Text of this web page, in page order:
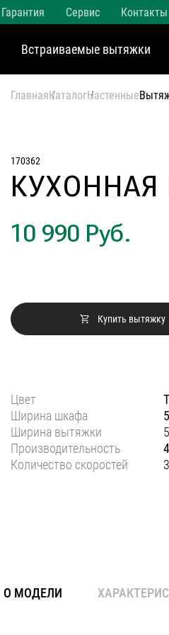
Гарантия Сервис Контакты
Встраиваемые вытяжки
ГлавнаяКаталогНастенные
170362
10 990 Руб.
Купить вытяжку
Цвет
Ширина шкафа
Ширина вытяжки
Производительность
Количество скоростей
3
О МОДЕЛИ